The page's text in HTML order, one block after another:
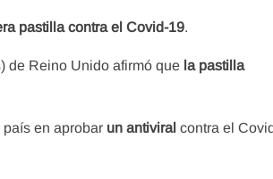
pastilla contra el Covid-19.
de Reino Unido afirmó que la pastilla
en aprobar un antiviralcontra el